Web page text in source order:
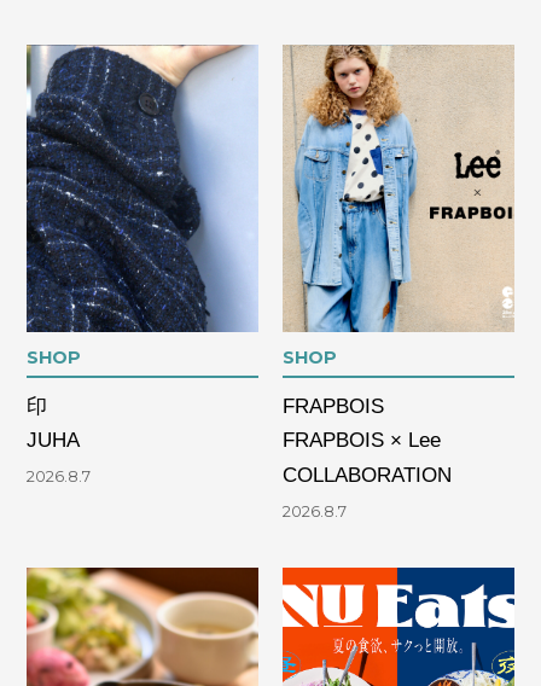
SHOP
印
JUHA
2026.8.7
SHOP
FRAPBOIS
FRAPBOIS × Lee
COLLABORATION
2026.8.7